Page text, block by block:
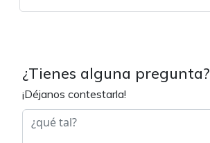
¿Tienes alguna pregunta?
¡Déjanos contestarla!